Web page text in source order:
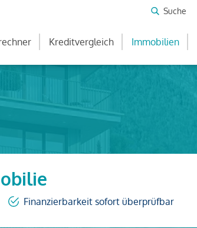
Suche
Kreditvergleich Immobilien
Finanzierbarkeit sofort überprüfbar